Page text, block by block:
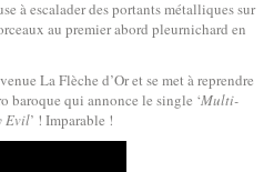
à escalader des portants métalliques sur
au premier abord pleurnichard en
La Flèche d’Or et se met à reprendre
baroque qui annonce le single ‘Multi-
Evil’ ! Imparable !